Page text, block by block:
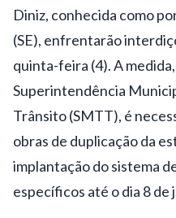
Diniz, conhecida como
(SE), enfrentarão
quinta-feira (4). A
Superintendência
Trânsito (SMTT), é
obras de duplicação da
implantação do sistema
específicos até o dia 8 de